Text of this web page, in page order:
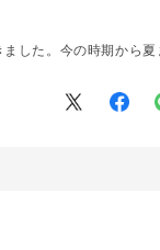
した。今の時期から夏